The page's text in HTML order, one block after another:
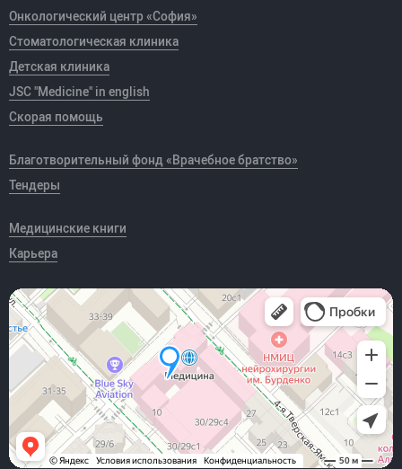
Онкологический центр «София»
Стоматологическая клиника
Детская клиника
JSC "Medicine" in english
Скорая помощь
Благотворительный фонд «Врачебное братство»
Тендеры
Медицинские книги
Карьера